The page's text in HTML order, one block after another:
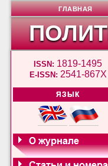
ISSN: 1819-1495
E-ISSN: 2541-867X
ЯЗЫК
ГЛАВНАЯ